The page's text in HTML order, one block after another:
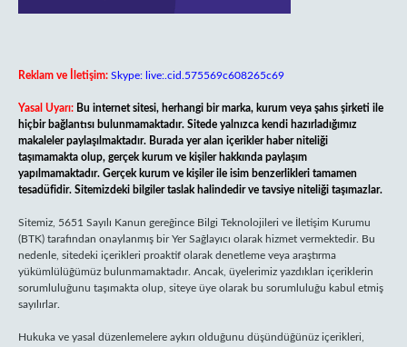
Reklam ve İletişim: Skype: live:.cid.575569c608265c69
Yasal Uyarı: Bu internet sitesi, herhangi bir marka, kurum veya şahıs şirketi ile
hiçbir bağlantısı bulunmamaktadır. Sitede yalnızca kendi hazırladığımız
makaleler paylaşılmaktadır. Burada yer alan içerikler haber niteliği
taşımamakta olup, gerçek kurum ve kişiler hakkında paylaşım
yapılmamaktadır. Gerçek kurum ve kişiler ile isim benzerlikleri tamamen
tesadüfidir. Sitemizdeki bilgiler taslak halindedir ve tavsiye niteliği taşımazlar.
Sitemiz, 5651 Sayılı Kanun gereğince Bilgi Teknolojileri ve İletişim Kurumu
(BTK) tarafından onaylanmış bir Yer Sağlayıcı olarak hizmet vermektedir. Bu
nedenle, sitedeki içerikleri proaktif olarak denetleme veya araştırma
yükümlülüğümüz bulunmamaktadır. Ancak, üyelerimiz yazdıkları içeriklerin
sorumluluğunu taşımakta olup, siteye üye olarak bu sorumluluğu kabul etmiş
sayılırlar.
Hukuka ve yasal düzenlemelere aykırı olduğunu düşündüğünüz içerikleri,